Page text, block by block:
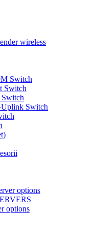
wireless
Switch
Switch
Switch
Uplink Switch
options
options